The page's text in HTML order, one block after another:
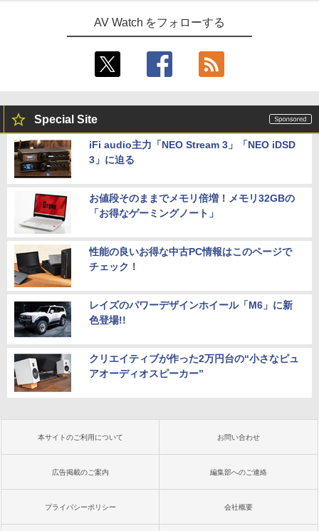
AV Watch をフォローする
Special Site
iFi audio主力「NEO Stream 3」「NEO iDSD
3」に迫る
お値段そのままでメモリ倍増！メモリ32GBの
「お得なゲーミングノート」
性能の良いお得な中古PC情報はこのページで
チェック！
レイズのパワーデザインホイール「M6」に新
色登場!!
クリエイティブが作った2万円台の“小さなピュ
アオーディオスピーカー”
本サイトのご利用について お問い合わせ
広告掲載のご案内 編集部へのご連絡
プライバシーポリシー 会社概要